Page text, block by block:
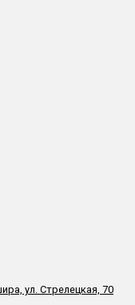
ул. Стрелецкая, 70